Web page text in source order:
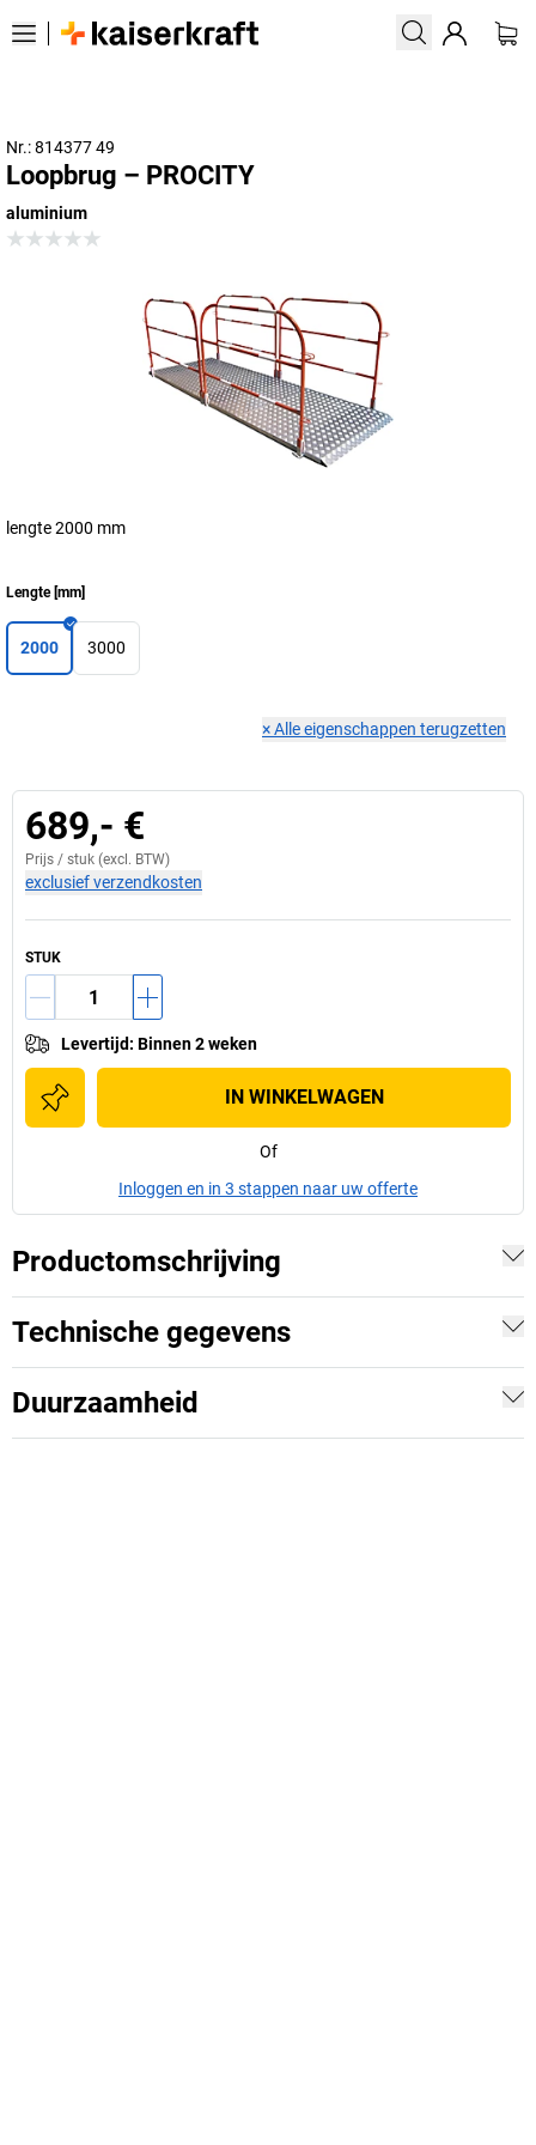
Nr.: 814377 49
Loopbrug – PROCITY
aluminium
lengte 2000 mm
Lengte[mm]
2000 3000
×Alle eigenschappen terugzetten
689,- €
Prijs / stuk (excl. BTW)
exclusief verzendkosten
STUK
Levertijd: Binnen 2 weken
IN WINKELWAGEN
Of
Inloggen en in 3 stappen naar uw offerte
Productomschrijving
Technische gegevens
Duurzaamheid